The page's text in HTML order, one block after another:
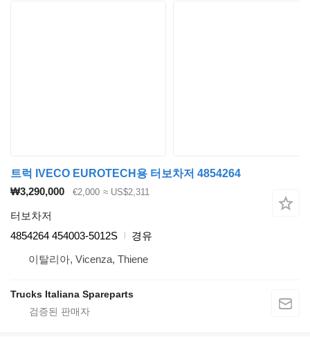
트럭 IVECO EUROTECH용 터보차저 4854264
₩3,290,000
€2,000 ≈ US$2,311
터보차저
4854264 454003-5012S
경유
이탈리아, Vicenza, Thiene
Trucks Italiana Spareparts